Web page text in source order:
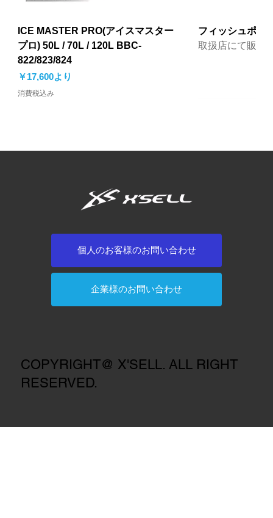
ICE MASTER PRO(アイスマスター
プロ) 50L / 70L / 120L BBC-
822/823/824
￥17,600より
セール価格
消費税込み
フィッシュポー
取扱店にて販売
羊毛フェルトDIYプレート PFP-10
取扱店にて販売中
FPメッシュ替え
鮎ハードロッドケース（4本収納
取扱店にて販売中
フィッシンググ
取扱店にて販売
フィッシンググローブ3本指出し
取扱店にて販売中
アクアリウムハ
ジュニアビーチシューズ BSC-897
取扱店にて販売中
プロテクトタイ
ネオプレーングローブ カモ3本指出
取扱店にて販売中
ネオプレーング
取扱店にて販売
ネオプレーングローブ本3指出し
取扱店にて販売中
ネオプレーング
取扱店にて販売
ネオプレーングローブ5本指付 CF-
取扱店にて販売中
ネオプレーング
取扱店にて販売
COPYRIGHT@ X'SELL. ALL RIGHT
RESERVED.
個人のお客様のお問い合わせ
企業様のお問い合わせ